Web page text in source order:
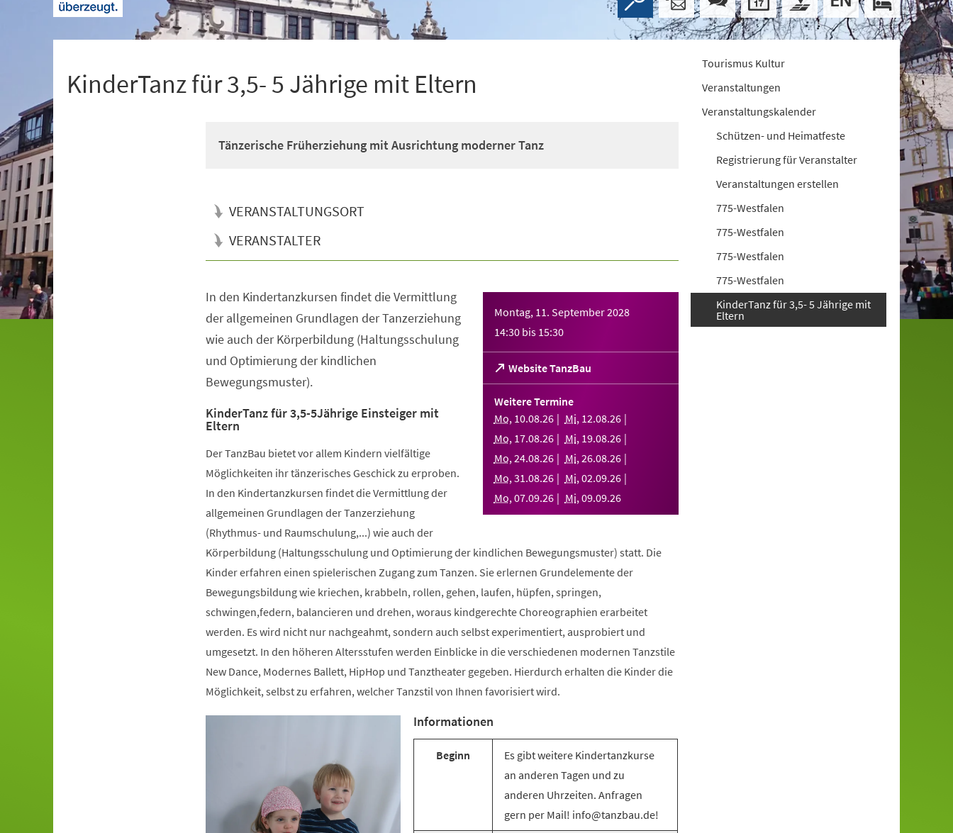
KinderTanz für 3,5- 5 Jährige mit Eltern
Tänzerische Früherziehung mit Ausrichtung moderner Tanz
VERANSTALTUNGSORT
VERANSTALTER
Montag, 11. September 2028
14:30 bis 15:30
Website TanzBau
(Öffnet
in
einem
Tab)
Weitere Termine
Mo, 10.08.26 Mi, 12.08.26
Mo, 17.08.26 Mi, 19.08.26
Mo,24.08.26 Mi,26.08.26
Mo,31.08.26 Mi,02.09.26
Mo,07.09.26 Mi,09.09.26
In den Kindertanzkursen findet die Vermittlung
der allgemeinen Grundlagen der Tanzerziehung
wie auch der Körperbildung (Haltungsschulung
und Optimierung der kindlichen
Bewegungsmuster).
KinderTanz für 3,5-5Jährige Einsteiger mit
Eltern
Der TanzBau bietet vor allem Kindern vielfältige
Möglichkeiten ihr tänzerisches Geschick zu erproben.
In den Kindertanzkursen findet die Vermittlung der
allgemeinen Grundlagen der Tanzerziehung
(Rhythmus- und Raumschulung,...) wie auch der
Körperbildung (Haltungsschulung und Optimierung der kindlichen Bewegungsmuster) statt. Die
Kinder erfahren einen spielerischen Zugang zum Tanzen. Sie erlernen Grundelemente der
Bewegungsbildung wie kriechen, krabbeln, rollen, gehen, laufen, hüpfen, springen,
schwingen,federn, balancieren und drehen, woraus kindgerechte Choreographien erarbeitet
werden. Es wird nicht nur nachgeahmt, sondern auch selbst experimentiert, ausprobiert und
umgesetzt. In den höheren Altersstufen werden Einblicke in die verschiedenen modernen Tanzstile
New Dance, Modernes Ballett, HipHop und Tanztheater gegeben. Hierdurch erhalten die Kinder die
Möglichkeit, selbst zu erfahren, welcher Tanzstil von Ihnen favorisiert wird.
Informationen
Beginn
Es gibt weitere Kindertanzkurse
an anderen Tagen und zu
anderen Uhrzeiten. Anfragen
gern per Mail! info@tanzbau.de!
Tourismus Kultur
Veranstaltungen
Veranstaltungskalender
Schützen- und Heimatfeste
Registrierung für Veranstalter
Veranstaltungen erstellen
775-Westfalen
775-Westfalen
775-Westfalen
775-Westfalen
KinderTanz für 3,5- 5 Jährige mit
Eltern